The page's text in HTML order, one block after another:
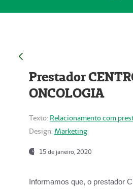
Prestador
ONCOLOGIA
Texto: Relacionamento com
Design: Marketing
15 de janeiro, 2020
Informamos que, o prestador